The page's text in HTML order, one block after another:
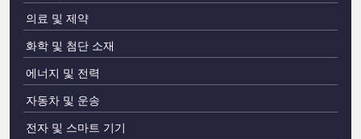
의료 및 제약
화학 및 첨단 소재
에너지 및 전력
자동차 및 운송
전자 및 스마트 기기